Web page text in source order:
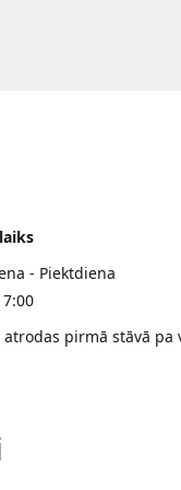
- Piektdiena
atrodas pirmā stāvā pa